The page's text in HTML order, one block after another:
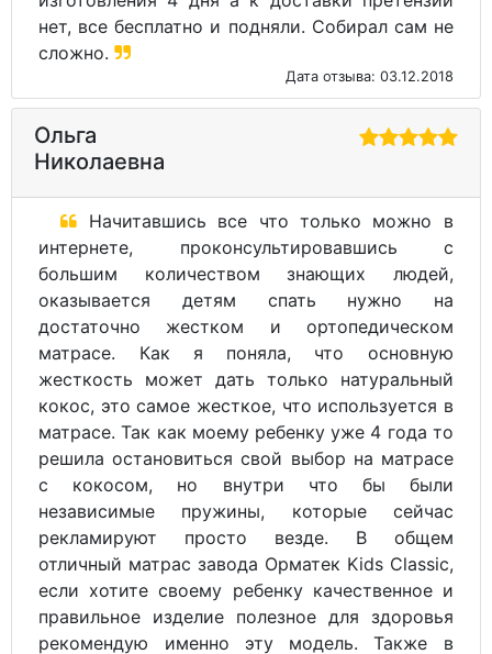
нет, все бесплатно и подняли. Собирал сам не
сложно.
Дата отзыва: 03.12.2018
Ольга
Николаевна
Начитавшись все что только можно в
интернете, проконсультировавшись с
большим количеством знающих людей,
оказывается детям спать нужно на
достаточно жестком и ортопедическом
матрасе. Как я поняла, что основную
жесткость может дать только натуральный
кокос, это самое жесткое, что используется в
матрасе. Так как моему ребенку уже 4 года то
решила остановиться свой выбор на матрасе
с кокосом, но внутри что бы были
независимые пружины, которые сейчас
рекламируют просто везде. В общем
отличный матрас завода Орматек Kids Classic,
если хотите своему ребенку качественное и
правильное изделие полезное для здоровья
рекомендую именно эту модель. Также в